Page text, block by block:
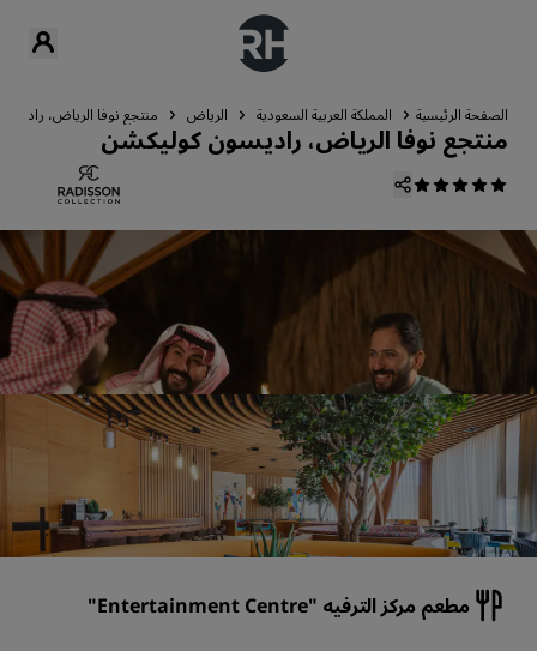
الصفحة الرئيسية المملكة العربية السعودية الرياض منتجع نوفا الرياض،
منتجع نوفا الرياض، راديسون كوليكشن
مطعم مركز الترفيه "Entertainment Centre"